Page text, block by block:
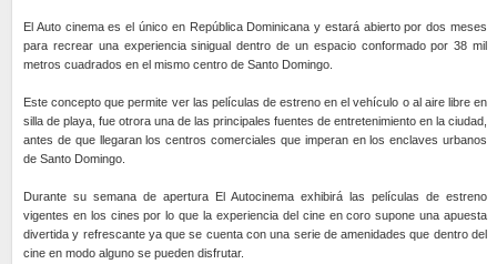
El Auto cinema es el único en República Dominicana y estará abierto por dos meses
para recrear una experiencia sinigual dentro de un espacio conformado por 38 mil
metros cuadrados en el mismo centro de Santo Domingo.
Este concepto que permite ver las películas de estreno en el vehículo o al aire libre en
silla de playa, fue otrora una de las principales fuentes de entretenimiento en la ciudad,
antes de que llegaran los centros comerciales que imperan en los enclaves urbanos
de Santo Domingo.
Durante su semana de apertura El Autocinema exhibirá las películas de estreno
vigentes en los cines por lo que la experiencia del cine en coro supone una apuesta
divertida y refrescante ya que se cuenta con una serie de amenidades que dentro del
cine en modo alguno se pueden disfrutar.